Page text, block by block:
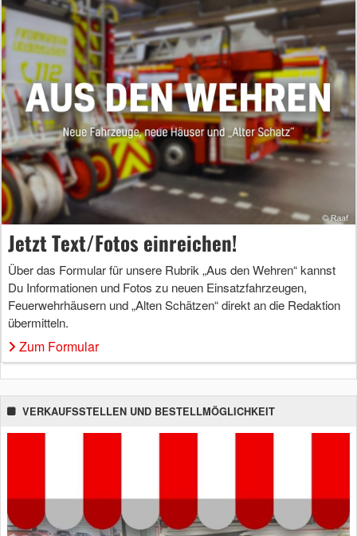
Jetzt Text/Fotos einreichen!
Über das Formular für unsere Rubrik „Aus den Wehren“ kannst
Du Informationen und Fotos zu neuen Einsatzfahrzeugen,
Feuerwehrhäusern und „Alten Schätzen“ direkt an die Redaktion
übermitteln.
Zum Formular
VERKAUFSSTELLEN UND BESTELLMÖGLICHKEIT